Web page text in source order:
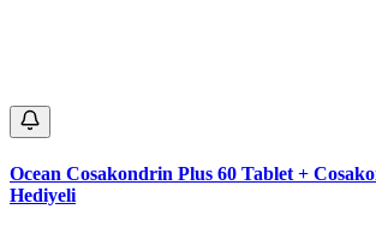
Ocean Cosakondrin Plus 60 Tablet +
Hediyeli